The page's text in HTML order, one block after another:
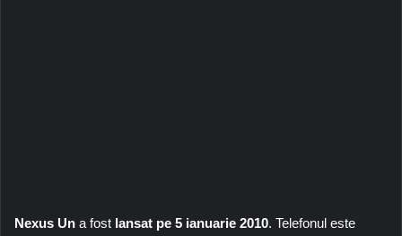
Nexus Un a fost lansat pe 5 ianuarie 2010. Telefonul este